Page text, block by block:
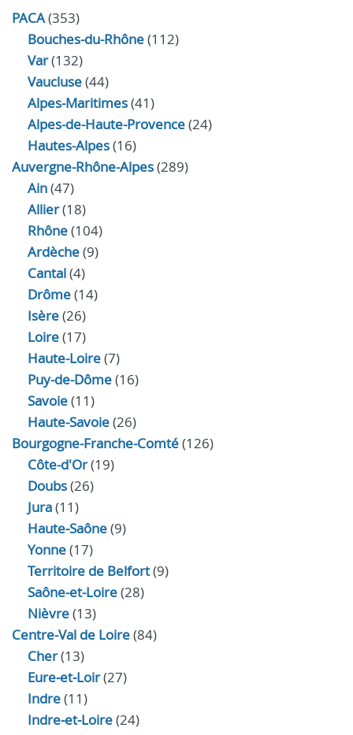
PACA(353)
Bouches-du-Rhône(112)
Var(132)
Vaucluse(44)
Alpes-Maritimes(41)
Alpes-de-Haute-Provence(24)
Hautes-Alpes(16)
Auvergne-Rhône-Alpes(289)
Ain(47)
Allier(18)
Rhône(104)
Ardèche(9)
Cantal(4)
Drôme(14)
Isère(26)
Loire(17)
Haute-Loire(7)
Puy-de-Dôme(16)
Savoie(11)
Haute-Savoie(26)
Bourgogne-Franche-Comté(126)
Côte-d'Or(19)
Doubs(26)
Jura(11)
Haute‑Saône(9)
Yonne(17)
Territoire de Belfort(9)
Saône-et-Loire(28)
Nièvre(13)
Centre-Val de Loire(84)
Cher(13)
Eure‑et‑Loir(27)
Indre(11)
Indre‑et‑Loire(24)